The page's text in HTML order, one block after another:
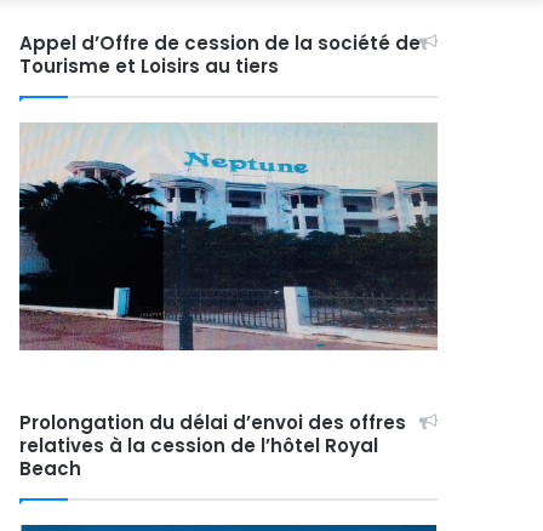
latérale)
Appel d’Offre de cession de la société de
Tourisme et Loisirs au tiers
Prolongation du délai d’envoi des offres
relatives à la cession de l’hôtel Royal
Beach